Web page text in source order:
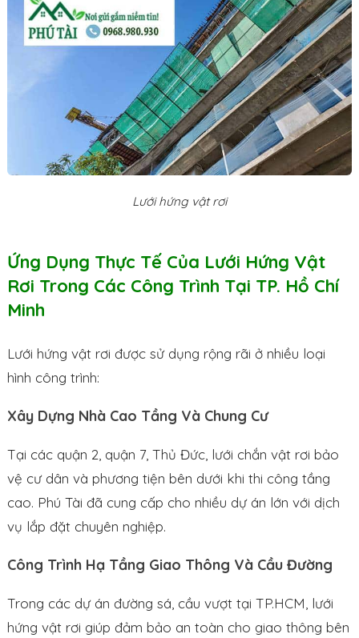
Lưới hứng vật rơi
Ứng Dụng Thực Tế Của Lưới Hứng Vật
Rơi Trong Các Công Trình Tại TP. Hồ Chí
Minh
Lưới hứng vật rơi được sử dụng rộng rãi ở nhiều loại
hình công trình:
Xây Dựng Nhà Cao Tầng Và Chung Cư
Tại các quận 2, quận 7, Thủ Đức, lưới chắn vật rơi bảo
vệ cư dân và phương tiện bên dưới khi thi công tầng
cao. Phú Tài đã cung cấp cho nhiều dự án lớn với dịch
vụ lắp đặt chuyên nghiệp.
Công Trình Hạ Tầng Giao Thông Và Cầu Đường
Trong các dự án đường sá, cầu vượt tại TP.HCM, lưới
hứng vật rơi giúp đảm bảo an toàn cho giao thông bên